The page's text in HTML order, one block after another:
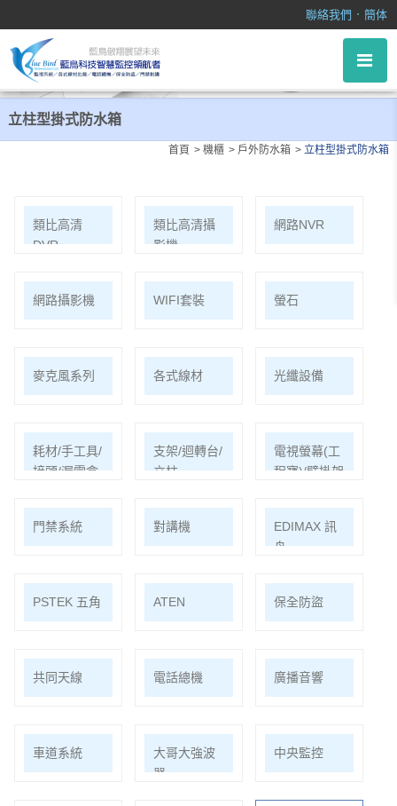
聯絡我們 ． 簡体
立柱型掛式防水箱
首頁 機櫃 戶外防水箱 立柱型掛式防水箱
類比高清
DVR
類比高清攝
影機
網路NVR
網路攝影機 WIFI套裝 螢石
麥克風系列 各式線材 光纖設備
耗材/手工具/
接頭/漏電盒
支架/迴轉台/
立柱
電視螢幕(工
程寶)/壁掛架
門禁系統 對講機
EDIMAX 訊
舟
PSTEK 五角 ATEN 保全防盜
共同天線 電話總機 廣播音響
車道系統
大哥大強波
器
中央監控